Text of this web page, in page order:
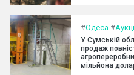
#Одеса #
У Сумській
продаж
мільйона